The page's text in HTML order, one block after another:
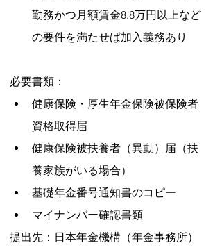
勤務かつ月額賃金8.8万円以上など
の要件を満たせば加入義務あり
必要書類：
健康保険・厚生年金保険被保険者
資格取得届
健康保険被扶養者（異動）届（扶
養家族がいる場合）
基礎年金番号通知書のコピー
マイナンバー確認書類
提出先：日本年金機構（年金事務所）